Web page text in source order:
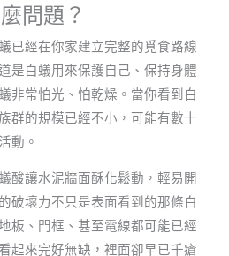
問題？
已經在你家建立完整的覓食路線
是白蟻用來保護自己、保持身體
非常怕光、怕乾燥。當你看到白
群的規模已經不小，可能有數十
動。
酸讓水泥牆面酥化鬆動，輕易開
破壞力不只是表面看到的那條白
板、門框、甚至電線都可能已經
起來完好無缺，裡面卻早已千瘡